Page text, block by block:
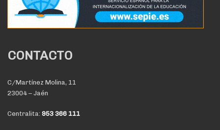
CONTACTO
C/Martínez Molina, 11
23004 – Jaén
Centralita: 953 366 111